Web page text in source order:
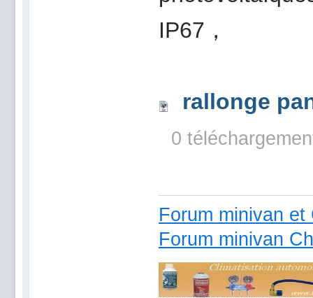
IP67，
rallonge
0
Forum minivan
Forum minivan